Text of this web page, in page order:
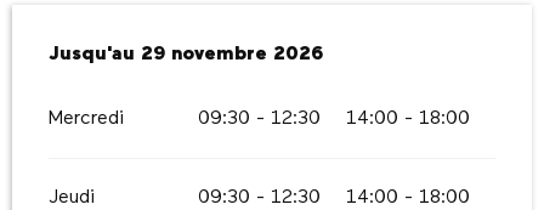
Du1 février 2026au29 novembre 2026
Jusqu'au 29 novembre 2026
Mercredi 09:30 - 12:30 14:00 - 18:00
Jeudi 09:30 - 12:30 14:00 - 18:00